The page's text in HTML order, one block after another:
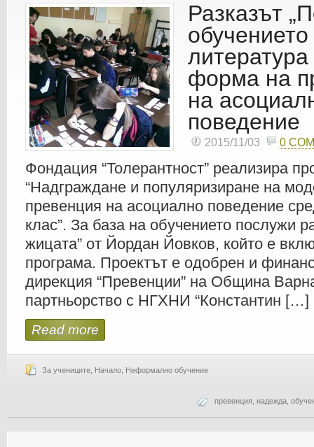
Разказът
литература
форма на
на
поведение
2015/11/03 0
Фондация “Толерантност” реализира
“Надграждане и популяризиране на
превенция на асоциално поведение
клас”. За база на обучението послужи
жицата” от Йордан Йовков, който е
програма. Проектът е одобрен и
дирекция “Превенции” на Община
партньорство с НГХНИ “Константин […]
Read more
За учениците Начало Неформално обучение
превенция надежда